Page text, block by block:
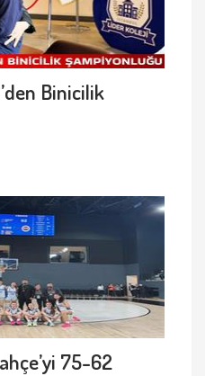
Binicilik
75-62